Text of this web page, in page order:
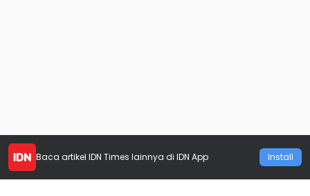
Baca artikel IDN Times lainnya di IDN App Install